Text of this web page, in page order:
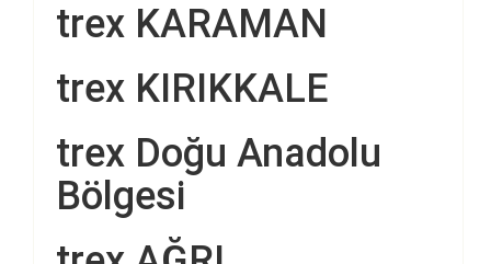
trex KARAMAN
trex KIRIKKALE
trex Doğu Anadolu
Bölgesi